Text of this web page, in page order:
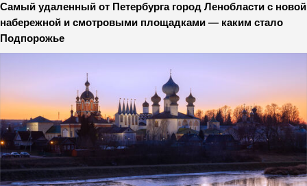
Самый удаленный от Петербурга город Ленобласти с новой
набережной и смотровыми площадками — каким стало
Подпорожье